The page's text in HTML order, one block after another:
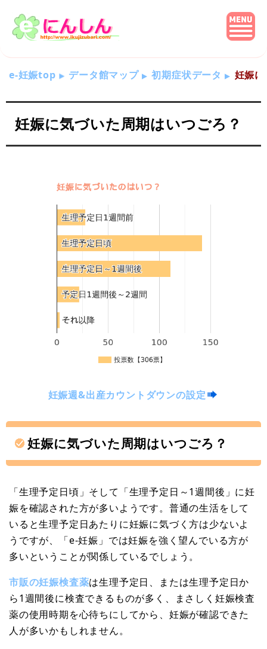
e-妊娠top データ館マップ 初期症状データ 妊娠
妊娠に気づいた周期はいつごろ？
妊娠週&出産カウントダウンの設定
妊娠に気づいた周期はいつごろ？
「生理予定日頃」そして「生理予定日～1週間後」に妊
娠を確認された方が多いようです。普通の生活をして
いると生理予定日あたりに妊娠に気づく方は少ないよ
うですが、「e-妊娠」では妊娠を強く望んでいる方が
多いということが関係しているでしょう。
市販の妊娠検査薬は生理予定日、または生理予定日か
ら1週間後に検査できるものが多く、まさしく妊娠検査
薬の使用時期を心待ちにしてから、妊娠が確認できた
人が多いかもしれません。